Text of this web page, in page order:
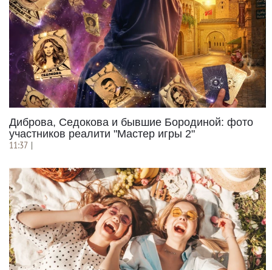
Диброва, Седокова и бывшие Бородиной: фото
участников реалити "Мастер игры 2"
11:37 |